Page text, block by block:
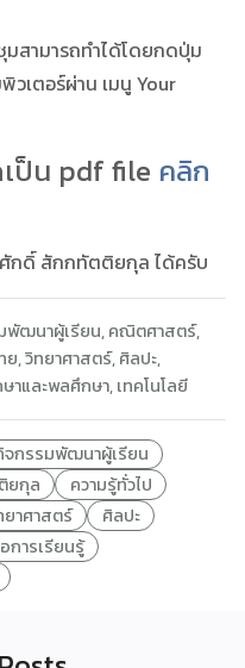
มสามารถทำได้โดยกดปุ่ม
วเตอร์ผ่าน เมนู Your
ป็น pdf file คลิก
กดิ์ สักกทัตติยกุล ได้ครับ
พัฒนาผู้เรียน,คณิตศาสตร์,
ย,วิทยาศาสตร์,ศิลปะ,
าและพลศึกษา,เทคโนโลยี
กรรมพัฒนาผู้เรียน
ยกุล
ความรู้ทั่วไป
ยาศาสตร์
ศิลปะ
การเรียนรู้